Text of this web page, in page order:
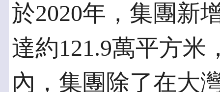
於2020年，集團新
達約121.9萬平方米
內，集團除了在大